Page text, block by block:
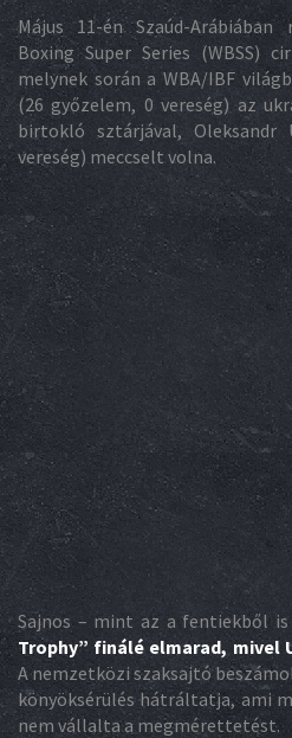
Május 11-én Szaúd-
Boxing Super Series (WBSS)
melynek során a WBA/IBF
(26 győzelem, 0 vereség) az
birtokló sztárjával, Oleksandr
vereség) meccselt volna.
Sajnos – mint az a fentiekből
Trophy” finálé elmarad, mivel
A nemzetközi szaksajtó
könyöksérülés hátráltatja, ami
nem vállalta a megmérettetést.